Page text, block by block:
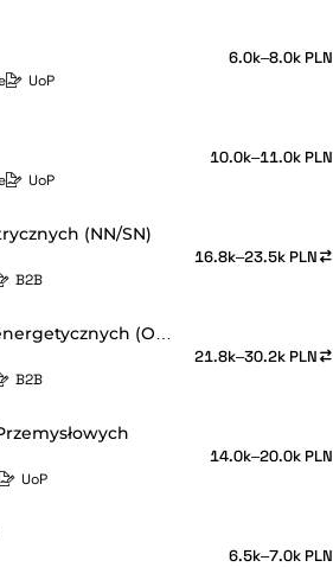
UoP
6.0k–8.0k PLN
UoP
10.0k–11.0k PLN
(NN/SN)
B2B
16.8k–23.5k PLN
B2B
21.8k–30.2k PLN
UoP
14.0k–20.0k PLN
6.5k–7.0k PLN